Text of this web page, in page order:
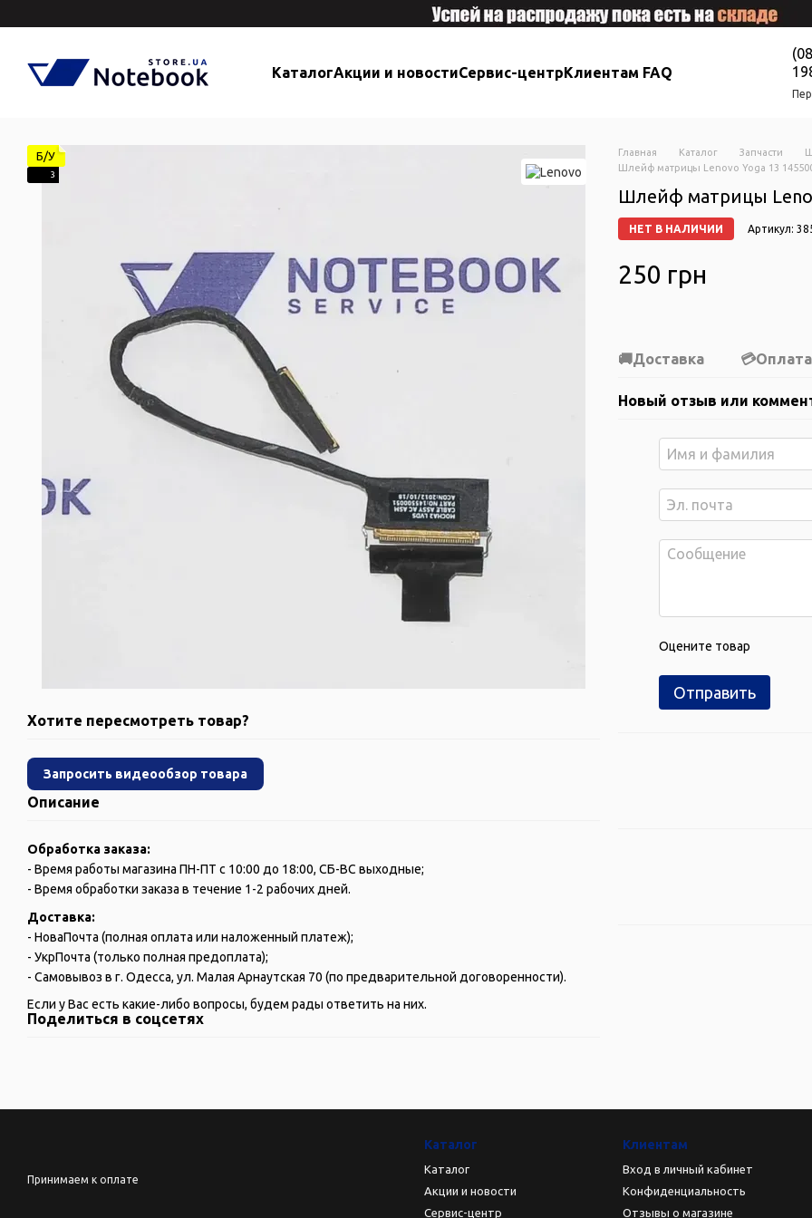
КаталогАкции и новостиСервис-центрКлиентам FAQ
Б/У
3
Хотите пересмотреть товар?
Запросить видеообзор товара
Описание
Обработка заказа:
- Время работы магазина ПН-ПТ с 10:00 до 18:00, СБ-ВС выходные;
- Время обработки заказа в течение 1-2 рабочих дней.
Доставка:
- НоваПочта (полная оплата или наложенный платеж);
- УкрПочта (только полная предоплата);
- Самовывоз в г. Одесса, ул. Малая Арнаутская 70 (по предварительной договоренности).
Если у Вас есть какие-либо вопросы, будем рады ответить на них.
Поделиться в соцсетях
Главная Каталог Запчасти
Шлейф матрицы Lenovo Yoga 13
Шлейф матрицы
НЕТ В НАЛИЧИИ Артикул:
250 грн
Доставка Оплата
Новый отзыв или
Оцените товар
Отправить
Принимаем к оплате
Каталог
Каталог
Акции и новости
Сервис-центр
Клиентам
Вход в личный кабинет
Конфиденциальность
Отзывы о магазине